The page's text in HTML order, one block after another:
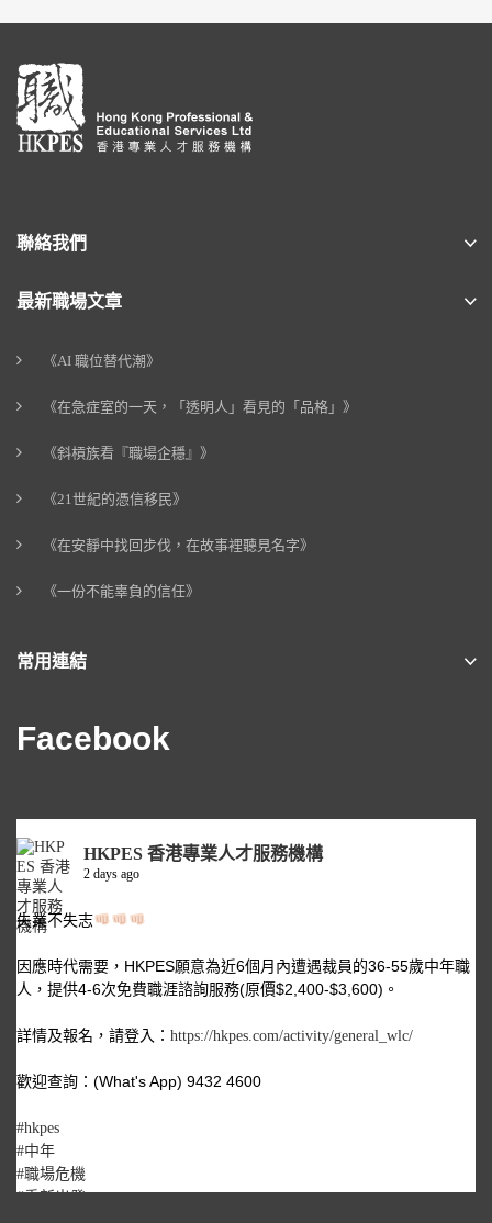
聯絡我們
最新職場文章
《AI 職位替代潮》
《在急症室的一天，「透明人」看見的「品格」》
《斜槓族看『職場企穩』》
《21世紀的憑信移民》
《在安靜中找回步伐，在故事裡聽見名字》
《一份不能辜負的信任》
常用連結
Facebook
HKPES 香港專業人才服務機構
2 days ago
失業不失志
因應時代需要，HKPES願意為近6個月內遭遇裁員的36-55歲中年職
人，提供4-6次免費職涯諮詢服務(原價$2,400-$3,600)。
詳情及報名，請登入： https://hkpes.com/activity/general_wlc/
歡迎查詢：(What's App) 9432 4600
#hkpes
#中年
#職場危機
#重新出發